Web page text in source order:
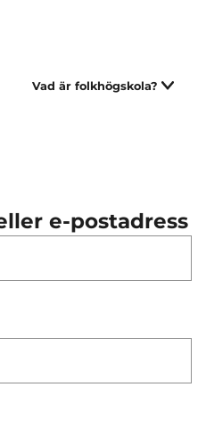
Vad är folkhögskola?
e-postadress